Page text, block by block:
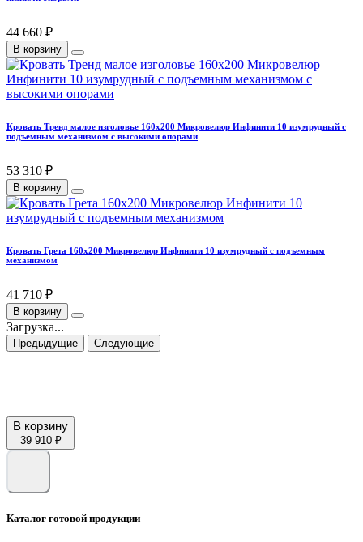
44 660 ₽
В корзину
Кровать Тренд малое изголовье 160х200 Микровелюр Инфинити 10 изумрудный с
подъемным механизмом с высокими опорами
53 310 ₽
В корзину
Кровать Грета 160х200 Микровелюр Инфинити 10 изумрудный с подъемным
механизмом
41 710 ₽
В корзину
Загрузка...
Предыдущие Следующие
В корзину
39 910 ₽
Каталог готовой продукции